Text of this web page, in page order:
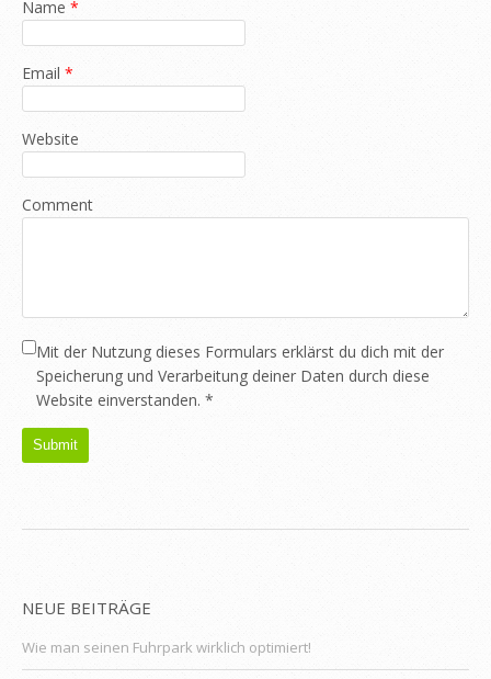
Name *
Email *
Website
Comment
Mit der Nutzung dieses Formulars erklärst du dich mit der
Speicherung und Verarbeitung deiner Daten durch diese
Website einverstanden. *
NEUE BEITRÄGE
Wie man seinen Fuhrpark wirklich optimiert!